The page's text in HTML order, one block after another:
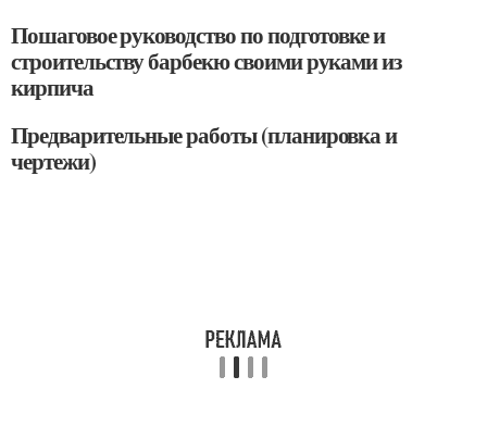
Пошаговое руководство по подготовке и
строительству барбекю своими руками из
кирпича
Предварительные работы (планировка и
чертежи)